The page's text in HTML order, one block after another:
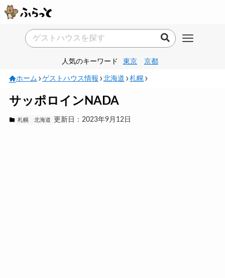
人気のキーワード 東京 京都
ホーム ゲストハウス情報 北海道 札幌
サッポロインNADA
札幌 北海道 更新日：2023年9月12日